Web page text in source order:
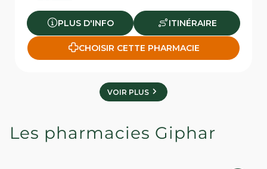
PLUS D'INFO ITINÉRAIRE
CHOISIR CETTE PHARMACIE
VOIR PLUS
Les pharmacies Giphar